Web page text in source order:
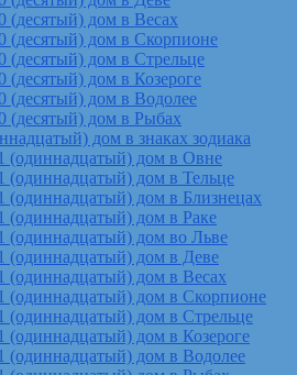
(десятый) дом в Весах
(десятый) дом в Скорпионе
(десятый) дом в Стрельце
(десятый) дом в Козероге
(десятый) дом в Водолее
(десятый) дом в Рыбах
дом в знаках зодиака
(одиннадцатый) дом в Овне
(одиннадцатый) дом в Тельце
(одиннадцатый) дом в Близнецах
(одиннадцатый) дом в Раке
(одиннадцатый) дом во Льве
(одиннадцатый) дом в Деве
(одиннадцатый) дом в Весах
(одиннадцатый) дом в Скорпионе
(одиннадцатый) дом в Стрельце
(одиннадцатый) дом в Козероге
(одиннадцатый) дом в Водолее